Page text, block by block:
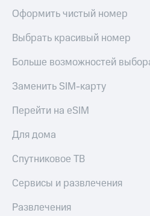
Оформить чистый номер
Выбрать красивый номер
Больше возможностей
Заменить SIM-карту
Перейти на eSIM
Для дома
Спутниковое ТВ
Сервисы и развлечения
Развлечения